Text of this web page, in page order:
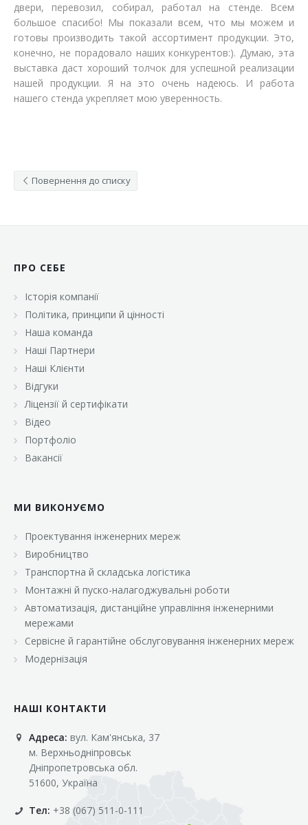
двери, перевозил, собирал, работал на стенде. Всем
большое спасибо! Мы показали всем, что мы можем и
готовы производить такой ассортимент продукции. Это,
конечно, не порадовало наших конкурентов:). Думаю, эта
выставка даст хороший толчок для успешной реализации
нашей продукции. Я на это очень надеюсь. И работа
нашего стенда укрепляет мою уверенность.
Повернення до списку
ПРО СЕБЕ
Історія компанії
Політика, принципи й цінності
Наша команда
Наші Партнери
Наші Клієнти
Відгуки
Ліцензії й сертифікати
Відео
Портфоліо
Вакансії
МИ ВИКОНУЄМО
Проектування інженерних мереж
Виробництво
Транспортна й складська логістика
Монтажні й пуско-налагоджувальні роботи
Автоматизація, дистанційне управління інженерними
мережами
Сервісне й гарантійне обслуговування інженерних мереж
Модернізація
НАШІ КОНТАКТИ
Адреса: вул. Кам'янська, 37
м. Верхньодніпровськ
Дніпропетровська обл.
51600, Україна
Тел: +38 (067) 511-0-111